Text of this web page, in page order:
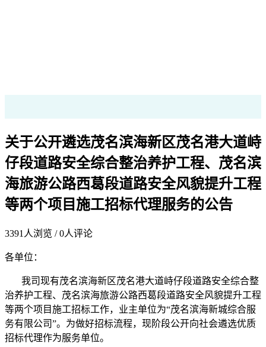
关于公开遴选茂名滨海新区茂名港大道峙
仔段道路安全综合整治养护工程、茂名滨
海旅游公路西葛段道路安全风貌提升工程
等两个项目施工招标代理服务的公告
3391 人浏览 /0人评论
各单位：
我司现有茂名滨海新区茂名港大道峙仔段道路安全综合整
治养护工程、茂名滨海旅游公路西葛段道路安全风貌提升工程
等两个项目施工招标工作， 业主单位为“茂名滨海新城综合服
务有限公司”。为做好招标流程，现阶段公开向社会遴选优质
招标代理作为服务单位。